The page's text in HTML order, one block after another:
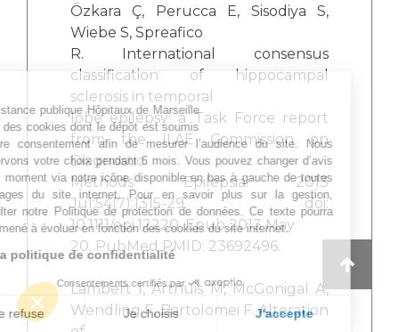
Özkara Ç, Perucca E, Sisodiya S,
Wiebe S, Spreafico
R. International consensus
classification of hippocampal
sclerosis in temporal
lobe epilepsy: a Task Force report
from the ILAE Commission on
Diagnostic
Methods. Epilepsia. 2013
Jul;54(7):1315-29. doi:
10.1111/epi.12220. Epub 2013 May
20. PubMed PMID: 23692496.
Lambert I, Arthuis M, McGonigal A,
Wendling F, Bartolomei F. Alteration
L’Assistance publique Hôpitaux de Marseille
utilise des cookies dont le dépôt est soumis
à votre consentement afin de mesurer l’audience du site. Nous
conservons votre choix pendant 6 mois. Vous pouvez changer d’avis
à tout moment via notre icône disponible en bas à gauche de toutes
les pages du site internet. Pour en savoir plus sur la gestion,
consulter notre Politique de protection de données. Ce texte pourra
être amené à évoluer en fonction des cookies du site internet.
Lire la politique de confidentialité
Consentements certifiés par
Je refuse Je choisis J'accepte